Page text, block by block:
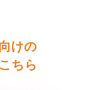
けの
ちら